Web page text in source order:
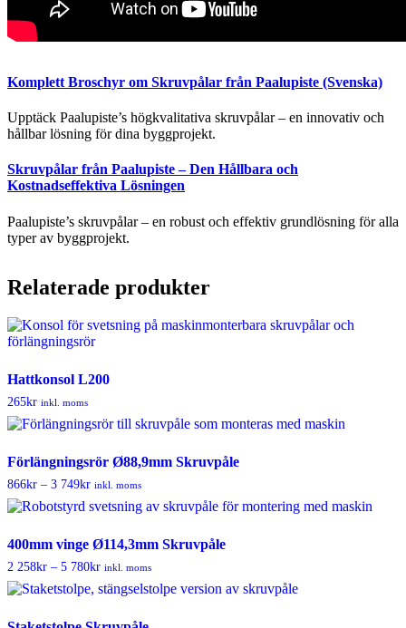
Komplett Broschyr om Skruvpålar från Paalupiste (Svenska)
Upptäck Paalupiste’s högkvalitativa skruvpålar – en innovativ och
hållbar lösning för dina byggprojekt.
Skruvpålar från Paalupiste – Den Hållbara och
Kostnadseffektiva Lösningen
Paalupiste’s skruvpålar – en robust och effektiv grundlösning för alla
typer av byggprojekt.
Relaterade produkter
Hattkonsol L200
265kr inkl. moms
Förlängningsrör Ø88,9mm Skruvpåle
866kr – 3 749krPrisintervall:
till
749kr
inkl. moms
400mm vinge Ø114,3mm Skruvpåle
2 258kr – 5 780krPrisintervall:
258kr
5
inkl. moms